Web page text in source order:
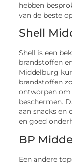
hebben
van de beste
Shell
Shell is een
brandstoffen
Middelburg
brandstoffen
ontworpen
beschermen.
aan snacks en
en goed
BP
Een andere